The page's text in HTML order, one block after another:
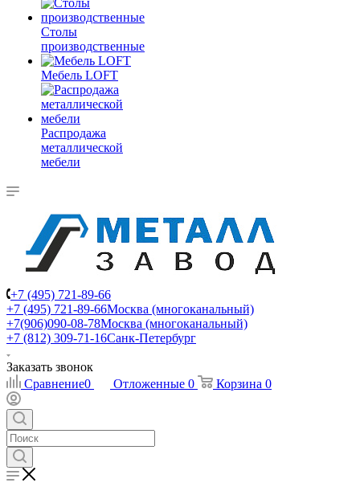
Столы
производственные
Мебель LOFT
Распродажа
металлической
мебели
+7 (495) 721-89-66
+7 (495) 721-89-66Москва (многоканальный)
+7(906)090-08-78Москва (многоканальный)
+7 (812) 309-71-16Санк-Петербург
Заказать звонок
Сравнение0 Отложенные 0 Корзина 0